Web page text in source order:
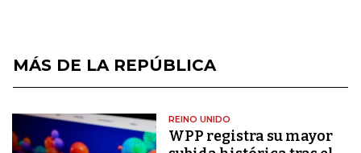
MÁS DE LA REPÚBLICA
REINO UNIDO
WPP registra su mayor